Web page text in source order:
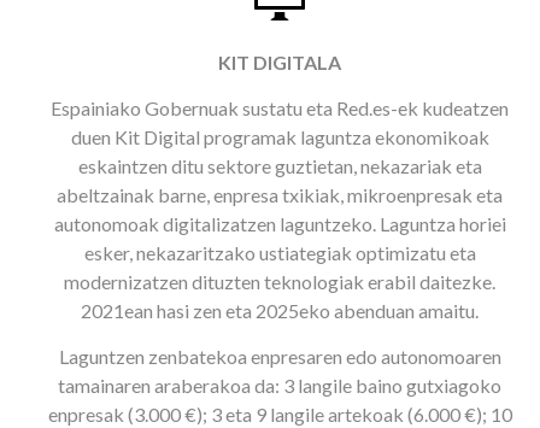
KIT DIGITALA
Espainiako Gobernuak sustatu eta Red.es-ek kudeatzen
duen Kit Digital programak laguntza ekonomikoak
eskaintzen ditu sektore guztietan, nekazariak eta
abeltzainak barne, enpresa txikiak, mikroenpresak eta
autonomoak digitalizatzen laguntzeko. Laguntza horiei
esker, nekazaritzako ustiategiak optimizatu eta
modernizatzen dituzten teknologiak erabil daitezke.
2021ean hasi zen eta 2025eko abenduan amaitu.
Laguntzen zenbatekoa enpresaren edo autonomoaren
tamainaren araberakoa da: 3 langile baino gutxiagoko
enpresak (3.000 €); 3 eta 9 langile artekoak (6.000 €); 10